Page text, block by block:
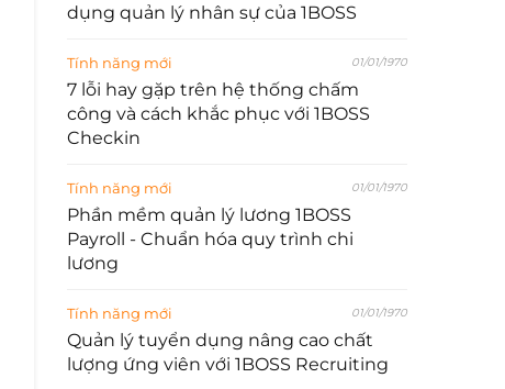
dụng quản lý nhân sự của 1BOSS
Tính năng mới 01/01/1970
7 lỗi hay gặp trên hệ thống chấm
công và cách khắc phục với 1BOSS
Checkin
Tính năng mới 01/01/1970
Phần mềm quản lý lương 1BOSS
Payroll - Chuẩn hóa quy trình chi
lương
Tính năng mới 01/01/1970
Quản lý tuyển dụng nâng cao chất
lượng ứng viên với 1BOSS Recruiting